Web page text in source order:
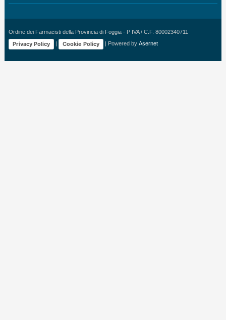
Ordine dei Farmacisti della Provincia di Foggia - P IVA / C.F. 80002340711
Privacy Policy Cookie Policy | Powered by Asernet